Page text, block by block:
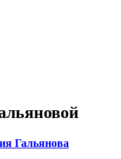
Гальянова